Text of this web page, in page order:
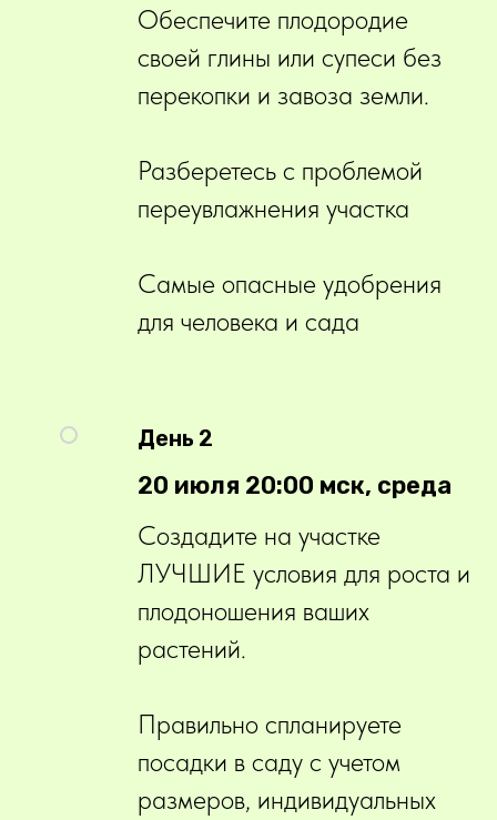
Обеспечите плодородие
своей глины или супеси без
перекопки и завоза земли.
Разберетесь с проблемой
переувлажнения участка
Самые опасные удобрения
для человека и сада
День 2
20 июля 20:00 мск, среда
Создадите на участке
ЛУЧШИЕ условия для роста и
плодоношения ваших
растений.
Правильно спланируете
посадки в саду с учетом
размеров, индивидуальных